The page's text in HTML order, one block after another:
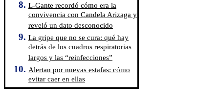
L-Gante recordó cómo era la
convivencia con Candela Arizaga y
reveló un dato desconocido
La gripe que no se cura: qué hay
detrás de los cuadros respiratorias
largos y las “reinfecciones”
Alertan por nuevas estafas: cómo
evitar caer en ellas